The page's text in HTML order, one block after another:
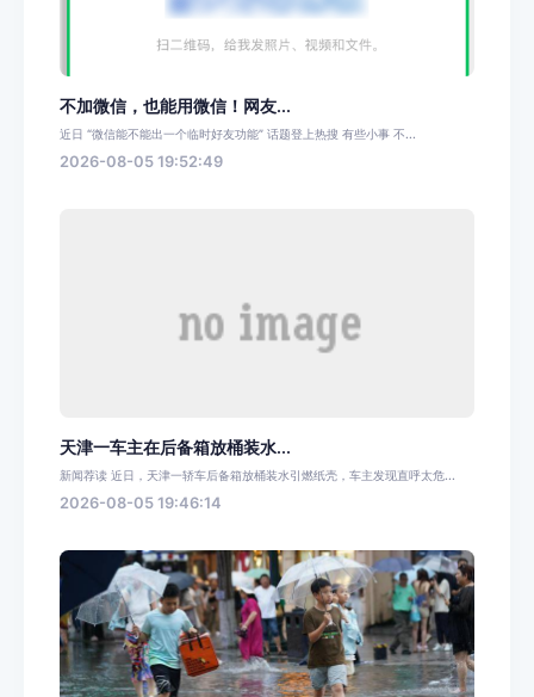
不加微信，也能用微信！网友...
近日 “微信能不能出一个临时好友功能” 话题登上热搜 有些小事 不...
2026-08-05 19:52:49
天津一车主在后备箱放桶装水...
新闻荐读 近日，天津一轿车后备箱放桶装水引燃纸壳，车主发现直呼太危...
2026-08-05 19:46:14